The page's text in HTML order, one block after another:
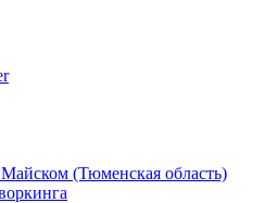
(Тюменская область)